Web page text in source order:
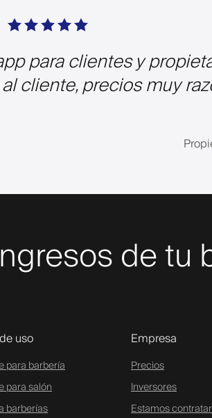
para clientes y
cliente, precios muy
de tu
uso
para barbería
para salón
barberías
Empresa
Precios
Inversores
Estamos